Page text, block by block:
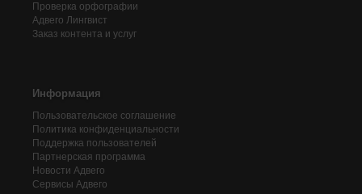
Проверка орфографии
Адвего Лингвист
Заказ контента и услуг
Информация
Пользовательское соглашение
Политика конфиденциальности
Поддержка пользователей
Партнерская программа
Новости Адвего
Сервисы Адвего